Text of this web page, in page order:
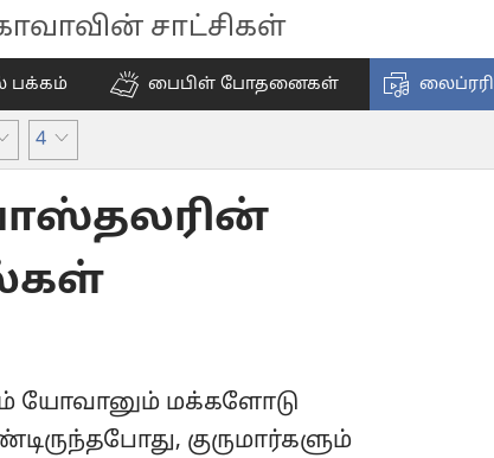
சாட்சிகள்
பக்கம் பைபிள் போதனைகள் லைப்ரரி
4
யோவானும் மக்களோடு
குருமார்களும்